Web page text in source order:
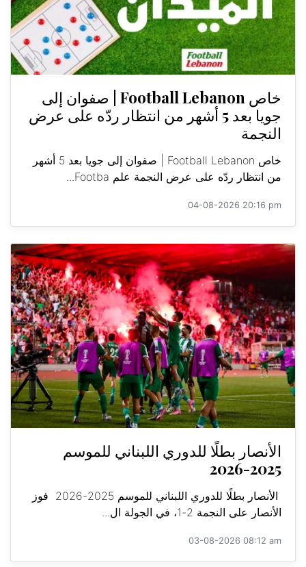
خاص Football Lebanon | صفوان إلى
جويا بعد 5 أشهر من انتظار ردّه على عرض
النجمة
خاص Football Lebanon | صفوان إلى جويا بعد 5 أشهر
من انتظار ردّه على عرض النجمة علم Footba...
04-08-2026 20:16 pm
الأنصار بطلًا للدوري اللبناني للموسم
2025-2026
الأنصار بطلًا للدوري اللبناني للموسم 2025-2026 فوز
الأنصار على النجمة 2-1، في الجولة ال...
03-08-2026 08:12 am